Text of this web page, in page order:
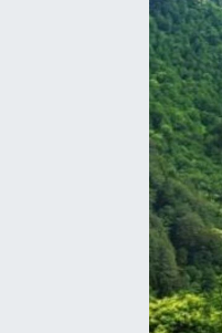
Hakkari Haber
İLGİNÇ HABERLER
KÜLTÜR SANAT
MAGAZİN